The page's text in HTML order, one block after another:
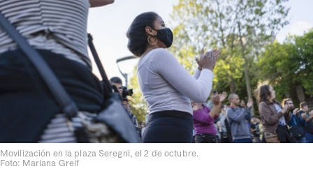
Movilización en la plaza Seregni, el 2 de octubre.
Foto: Mariana Greif